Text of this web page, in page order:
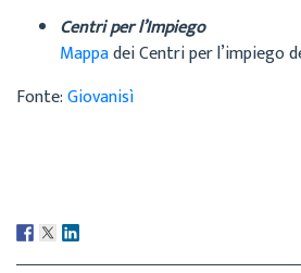
Centri per l’Impiego
Mappadei Centri per l’impiego
Fonte:Giovanisì